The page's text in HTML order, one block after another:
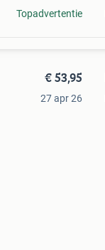
Topadvertentie
€ 53,95
27 apr 26